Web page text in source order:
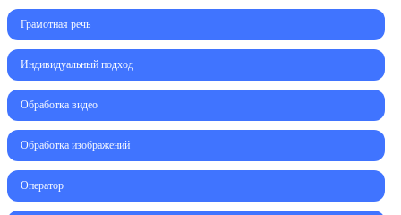
Грамотная речь
Индивидуальный подход
Обработка видео
Обработка изображений
Оператор